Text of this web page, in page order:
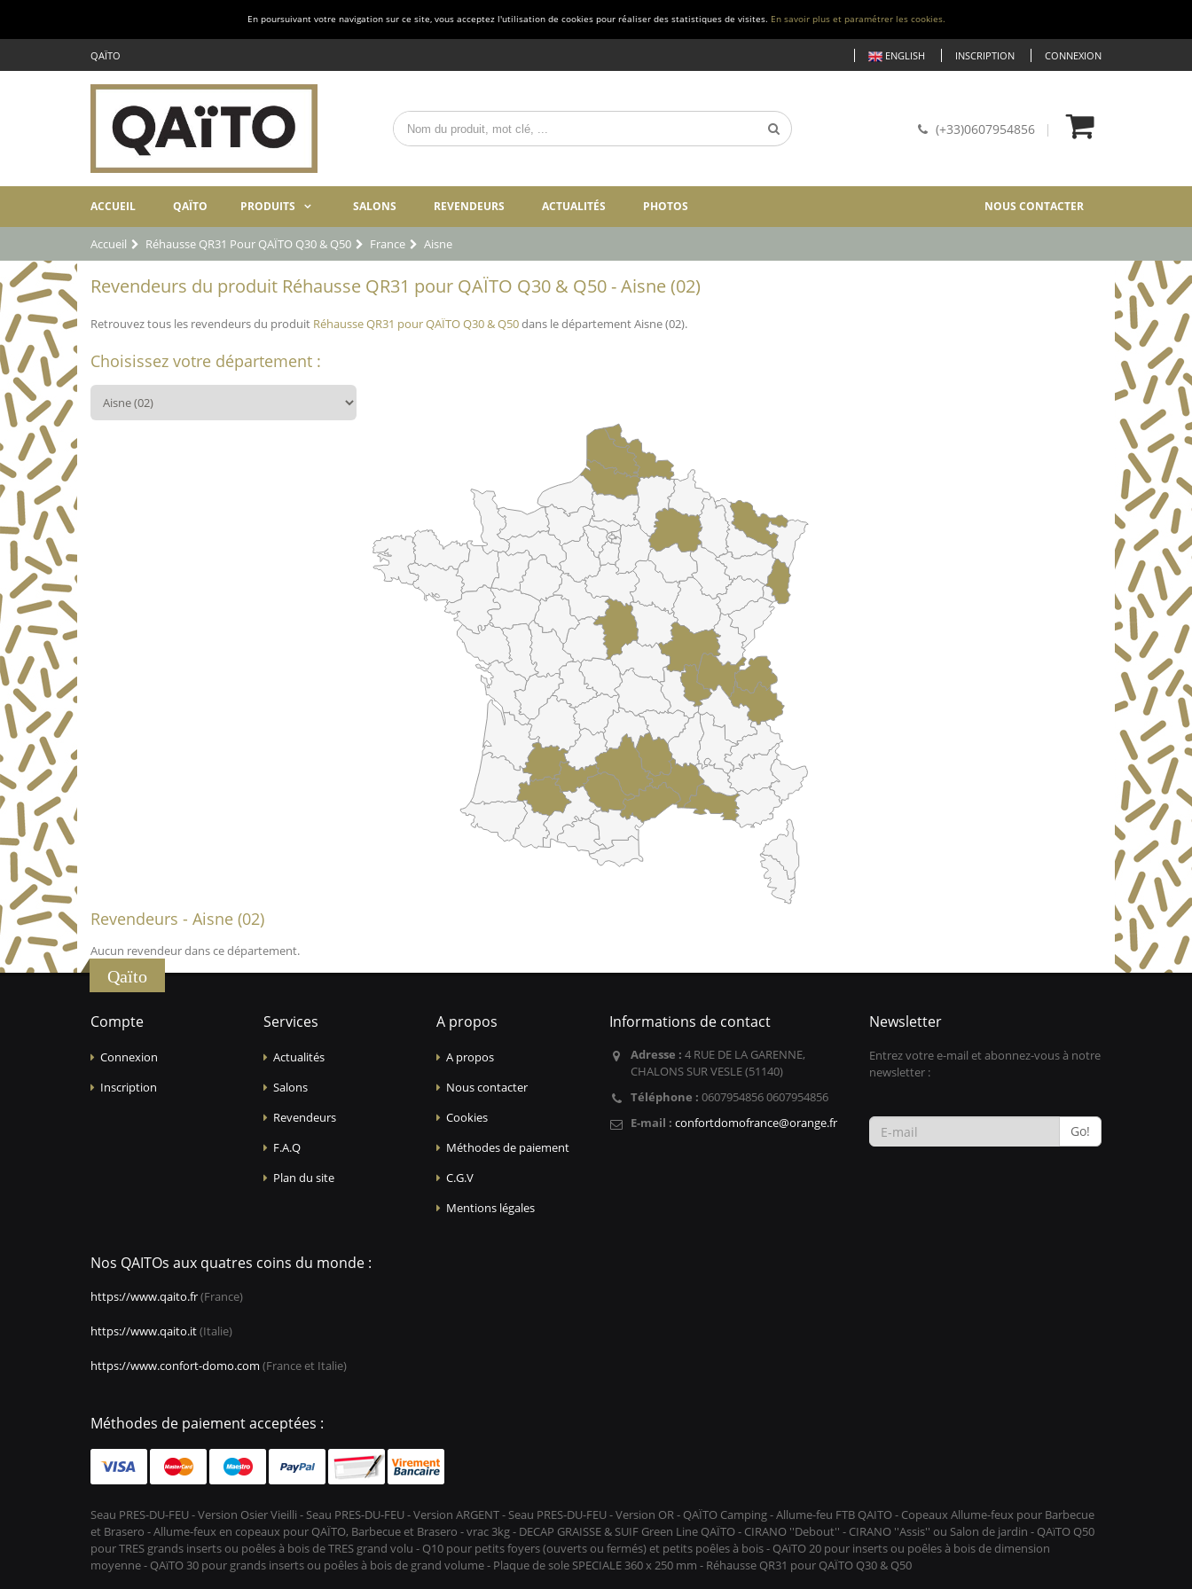
En poursuivant votre navigation sur ce site, vous acceptez l'utilisation de cookies pour réaliser des statistiques de visites. En savoir plus et paramétrer les cookies.
QAÏTO ENGLISH INSCRIPTION CONNEXION
(+33)0607954856
ACCUEIL QAÏTO PRODUITS SALONS REVENDEURS ACTUALITÉS PHOTOS NOUS CONTACTER
Accueil Réhausse QR31 Pour QAÏTO Q30 & Q50 France Aisne
Revendeurs du produit Réhausse QR31 pour QAÏTO Q30 & Q50 - Aisne (02)
Retrouvez tous les revendeurs du produit Réhausse QR31 pour QAÏTO Q30 & Q50dans le département Aisne (02).
Choisissez votre département :
Revendeurs - Aisne (02)
Aucun revendeur dans ce département.
Qaïto
Compte
Connexion
Inscription
Services
Actualités
Salons
Revendeurs
F.A.Q
Plan du site
A propos
A propos
Nous contacter
Cookies
Méthodes de paiement
C.G.V
Mentions légales
Informations de contact
Adresse : 4 RUE DE LA GARENNE,
CHALONS SUR VESLE (51140)
Téléphone : 0607954856 0607954856
E-mail : confortdomofrance@orange.fr
Newsletter
Entrez votre e-mail et abonnez-vous à notre
newsletter :
Go!
Nos QAITOs aux quatres coins du monde :
https://www.qaito.fr(France)
https://www.qaito.it(Italie)
https://www.confort-domo.com (France et Italie)
Méthodes de paiement acceptées :
Seau PRES-DU-FEU - Version Osier Vieilli - Seau PRES-DU-FEU - Version ARGENT - Seau PRES-DU-FEU - Version OR - QAÏTO Camping - Allume-feu FTB QAITO - Copeaux Allume-feux pour Barbecue
et Brasero - Allume-feux en copeaux pour QAÏTO, Barbecue et Brasero - vrac 3kg - DECAP GRAISSE & SUIF Green Line QAÏTO - CIRANO ''Debout'' - CIRANO ''Assis'' ou Salon de jardin - QAïTO Q50
pour TRES grands inserts ou poêles à bois de TRES grand volu - Q10 pour petits foyers (ouverts ou fermés) et petits poêles à bois - QAïTO 20 pour inserts ou poêles à bois de dimension
moyenne - QAïTO 30 pour grands inserts ou poêles à bois de grand volume - Plaque de sole SPECIALE 360 x 250 mm - Réhausse QR31 pour QAÏTO Q30 & Q50